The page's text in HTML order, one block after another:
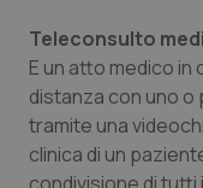
Teleconsulto
E un atto medico
distanza con uno o
tramite una
clinica di un